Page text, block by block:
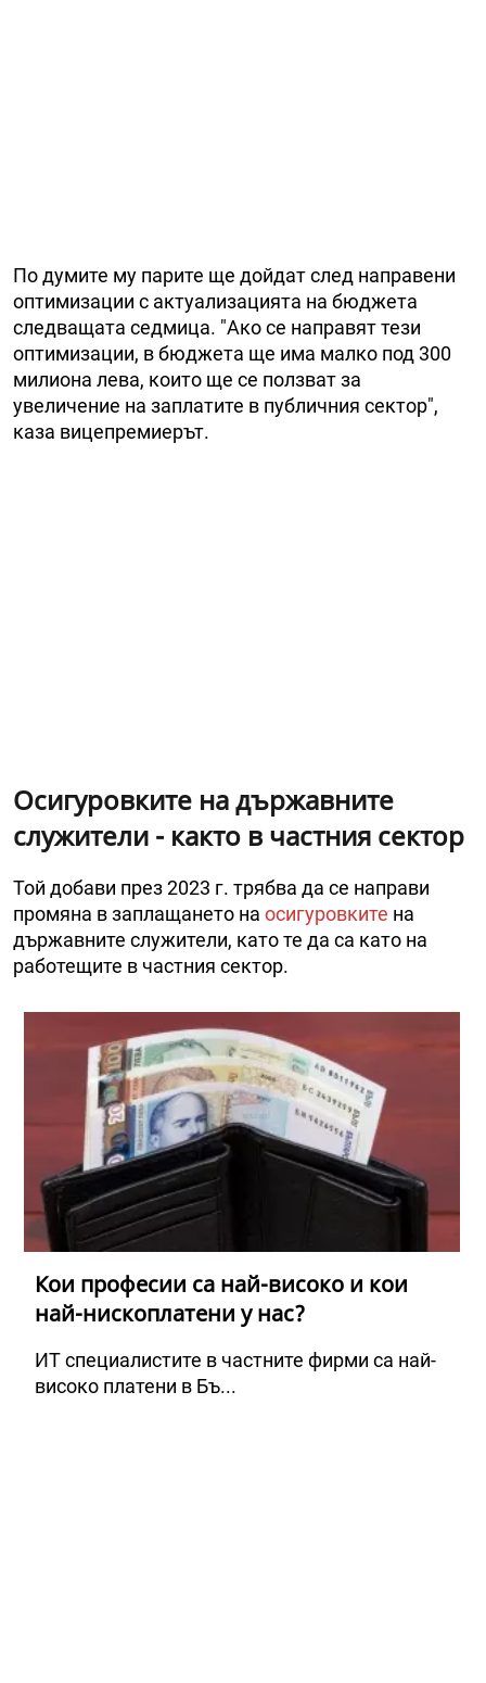
По думите му парите ще дойдат след направени
оптимизации с актуализацията на бюджета
следващата седмица. "Ако се направят тези
оптимизации, в бюджета ще има малко под 300
милиона лева, които ще се ползват за
увеличение на заплатите в публичния сектор",
каза вицепремиерът.
Осигуровките на държавните
служители - както в частния сектор
Той добави през 2023 г. трябва да се направи
промяна в заплащането на осигуровките на
държавните служители, като те да са като на
работещите в частния сектор.
Кои професии са най-високо и кои
най-нископлатени у нас?
ИТ специалистите в частните фирми са най-
високо платени в Бъ...